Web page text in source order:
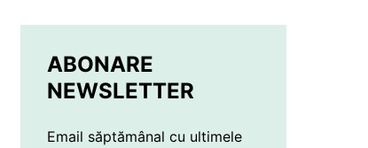
ABONARE
NEWSLETTER
Email săptămânal cu ultimele